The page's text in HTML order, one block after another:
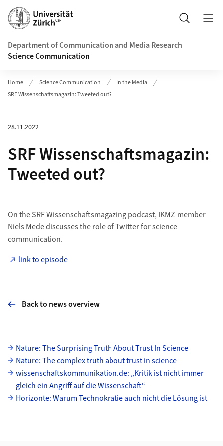
Header
Search
Department of Communication and Media Research
Science Communication
Home Science Communication
In the Media
SRF Wissenschaftsmagazin: Tweeted out?
28.11.2022
SRF Wissenschaftsmagazin:
Tweeted out?
On the SRF Wissenschaftsmagazing podcast, IKMZ-member
Niels Mede discusses the role of Twitter for science
communication.
link to episode
Back to news overview
Subpages
Nature: The Surprising Truth About Trust In Science
Nature: The complex truth about trust in science
wissenschaftskommunikation.de: „Kritik ist nicht immer
gleich ein Angriff auf die Wissenschaft“
Horizonte: Warum Technokratie auch nicht die Lösung ist